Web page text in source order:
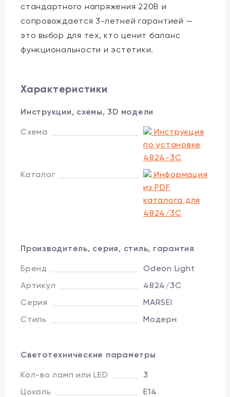
стандартного напряжения 220В и
сопровождается 3-летней гарантией —
это выбор для тех, кто ценит баланс
функциональности и эстетики.
Характеристики
Инструкции, схемы, 3D модели
Схема
Инструкция
по установке
4824-3C
Каталог
Информация
из PDF
каталога для
4824/3C
Производитель, серия, стиль, гарантия
Бренд
Odeon Light
Артикул
4824/3C
Серия
MARSEI
Стиль
Модерн
Светотехнические параметры
Кол-во ламп или LED
3
Цоколь
E14